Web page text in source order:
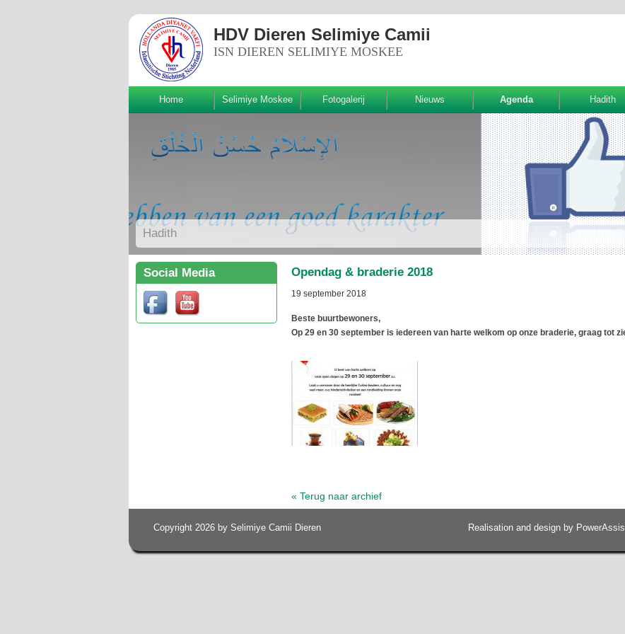
HDV Dieren Selimiye Camii
ISN DIEREN SELIMIYE MOSKEE
Home Selimiye Moskee Fotogalerij Nieuws Agenda Hadith
Hadith
Social Media Opendag & braderie 2018
19 september 2018
Beste buurtbewoners,
Op 29 en 30 september is iedereen van harte welkom op onze braderie, graag tot
« Terug naar archief
Copyright 2026 by Selimiye Camii Dieren Realisation and design by